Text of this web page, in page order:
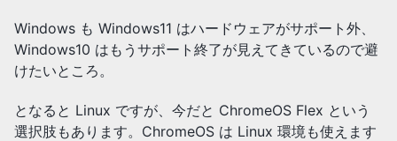
Windows も Windows11 はハードウェアがサポート外、
Windows10 はもうサポート終了が見えてきているので避
けたいところ。
となると Linux ですが、今だと ChromeOS Flex という
選択肢もあります。ChromeOS は Linux 環境も使えます